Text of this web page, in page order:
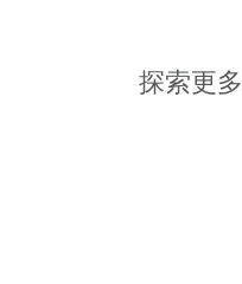
探索更多